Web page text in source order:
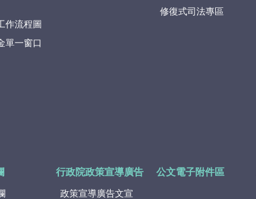
作流程圖
單一窗口
修復式司法專區
行政院政策宣導廣告
政策宣導廣告文宣
公文電子附件區